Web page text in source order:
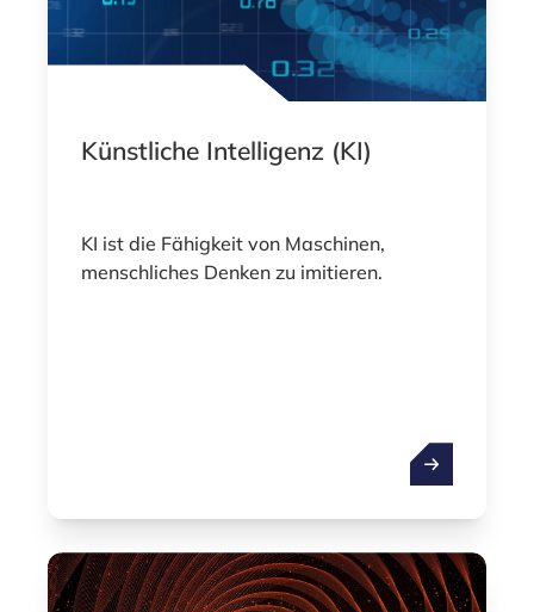
Künstliche Intelligenz (KI)
KI ist die Fähigkeit von Maschinen,
menschliches Denken zu imitieren.
Künstliche